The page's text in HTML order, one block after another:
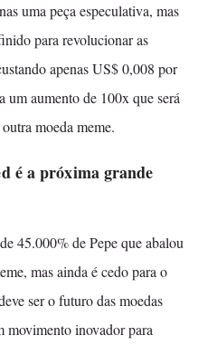
uma peça especulativa, mas
para revolucionar as
apenas US$ 0,008 por
um aumento de 100x que será
moeda meme.
é a próxima grande
45.000% de Pepe que abalou
mas ainda é cedo para o
ser o futuro das moedas
movimento inovador para